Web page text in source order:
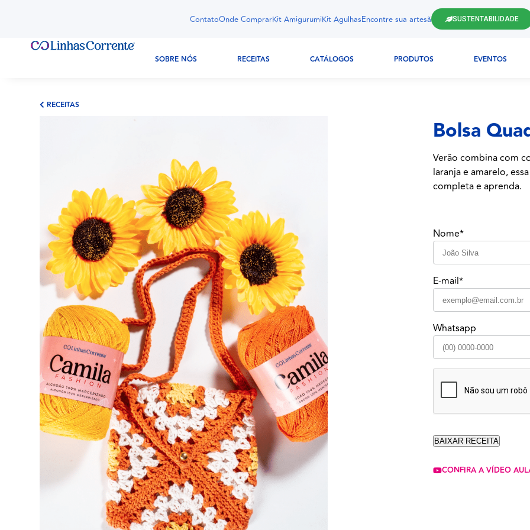
ContatoOnde ComprarKit AmigurumiKit AgulhasEncontre sua artesã SUSTENTABILIDADE
SOBRE NÓS RECEITAS CATÁLOGOS PRODUTOS EVENTOS
RECEITAS
Bolsa
Verão combina com
laranja e amarelo,
completa e aprenda.
Nome*
E-mail*
Whatsapp
CONFIRA A VÍDEO